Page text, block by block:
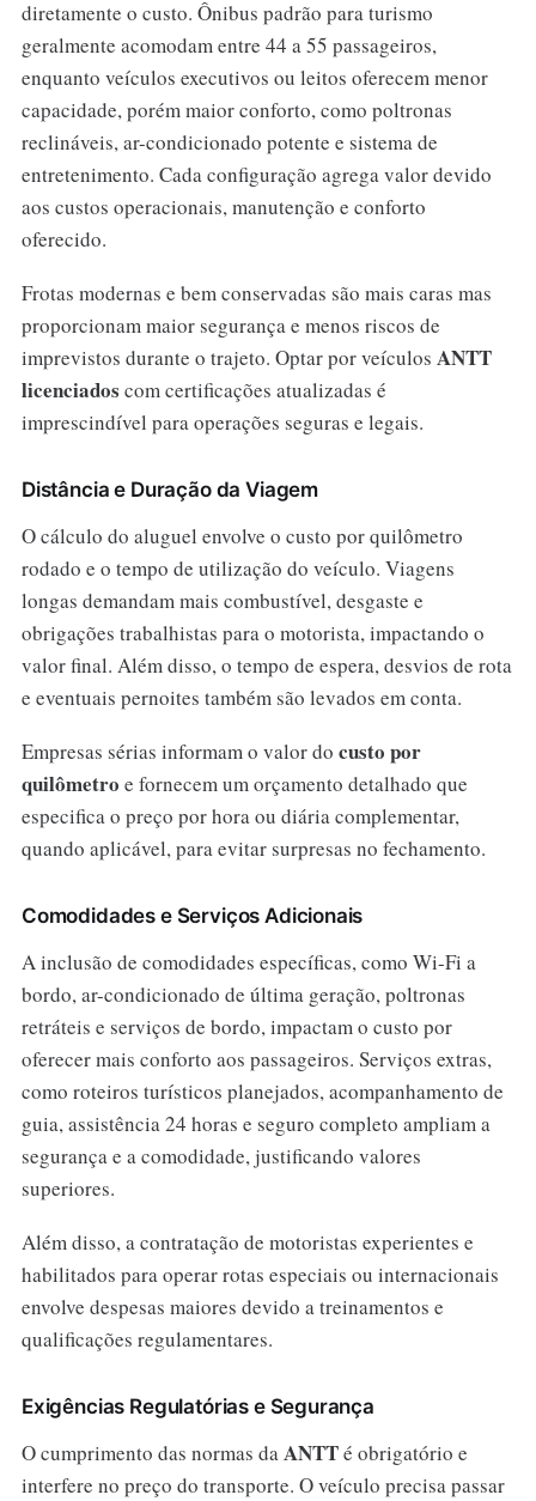
diretamente o custo. Ônibus padrão para turismo
geralmente acomodam entre 44 a 55 passageiros,
enquanto veículos executivos ou leitos oferecem menor
capacidade, porém maior conforto, como poltronas
reclináveis, ar-condicionado potente e sistema de
entretenimento. Cada configuração agrega valor devido
aos custos operacionais, manutenção e conforto
oferecido.
Frotas modernas e bem conservadas são mais caras mas
proporcionam maior segurança e menos riscos de
imprevistos durante o trajeto. Optar por veículos ANTT
licenciados com certificações atualizadas é
imprescindível para operações seguras e legais.
Distância e Duração da Viagem
O cálculo do aluguel envolve o custo por quilômetro
rodado e o tempo de utilização do veículo. Viagens
longas demandam mais combustível, desgaste e
obrigações trabalhistas para o motorista, impactando o
valor final. Além disso, o tempo de espera, desvios de rota
e eventuais pernoites também são levados em conta.
Empresas sérias informam o valor do custo por
quilômetro e fornecem um orçamento detalhado que
especifica o preço por hora ou diária complementar,
quando aplicável, para evitar surpresas no fechamento.
Comodidades e Serviços Adicionais
A inclusão de comodidades específicas, como Wi-Fi a
bordo, ar-condicionado de última geração, poltronas
retráteis e serviços de bordo, impactam o custo por
oferecer mais conforto aos passageiros. Serviços extras,
como roteiros turísticos planejados, acompanhamento de
guia, assistência 24 horas e seguro completo ampliam a
segurança e a comodidade, justificando valores
superiores.
Além disso, a contratação de motoristas experientes e
habilitados para operar rotas especiais ou internacionais
envolve despesas maiores devido a treinamentos e
qualificações regulamentares.
Exigências Regulatórias e Segurança
O cumprimento das normas daANTTé obrigatório e
interfere no preço do transporte. O veículo precisa passar